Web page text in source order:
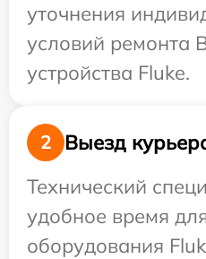
уточнения
условий ремонта
устройства Fluke.
2
Выезд
Технический
удобное время
оборудования